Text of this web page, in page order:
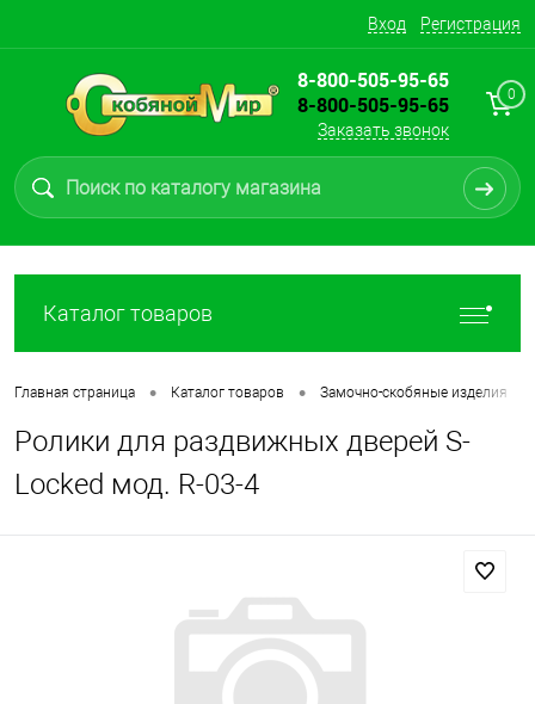
Вход Регистрация
8-800-505-95-65
8-800-505-95-65
Заказать звонок
0
Каталог товаров
Главная страница • Каталог товаров • Замочно-скобяные изделия
Ролики для раздвижных дверей S-
Locked мод. R-03-4